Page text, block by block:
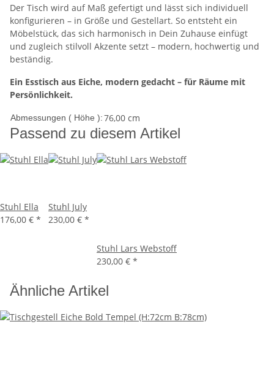
Der Tisch wird auf Maß gefertigt und lässt sich individuell
konfigurieren – in Größe und Gestellart. So entsteht ein
Möbelstück, das sich harmonisch in Dein Zuhause einfügt
und zugleich stilvoll Akzente setzt – modern, hochwertig und
beständig.
Ein Esstisch aus Eiche, modern gedacht – für Räume mit
Persönlichkeit.
Abmessungen ( Höhe ):76,00 cm
Passend zu diesem Artikel
Stuhl Ella
176,00 € *
Stuhl July
230,00 € *
Stuhl Lars Webstoff
230,00 € *
Ähnliche Artikel